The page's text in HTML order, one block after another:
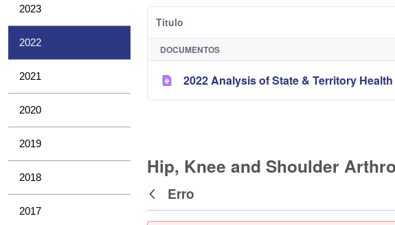
2023
2022
2021
2020
2019
2018
2017
Título
DOCUMENTOS
2022 Analysis of State & Territory
Hip, Knee and Shoulder
Voltar
Erro